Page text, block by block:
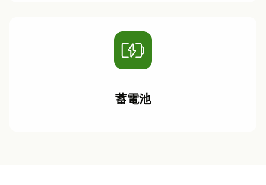
蓄電池